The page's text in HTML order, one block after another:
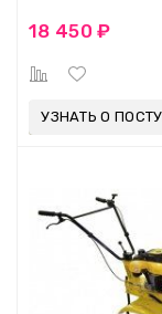
18 450 ₽
УЗНАТЬ О